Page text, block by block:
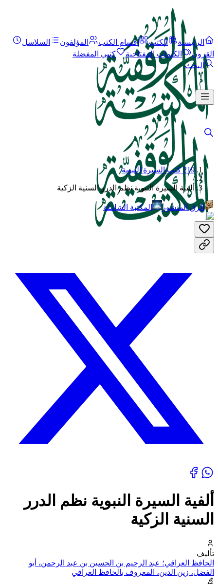
الرئيسية الكتب أقسام الكتب المؤلفون
السلاسل
القرون
الكلمات المفتاحية
كتبي المفضلة
البحث
219 كتب السيرة النبوية
/
ألفية السيرة النبوية نظم الدرر السنية الزكية
الرق المنشور المكتبة الشاملة
ألفية السيرة النبوية نظم الدرر
السنية الزكية
تأليف
الحافظ العراقي؛ عبد الرحيم بن الحسين بن عبد الرحمن، أبو
الفضل، زين الدين، المعروف بالحافظ العراقي